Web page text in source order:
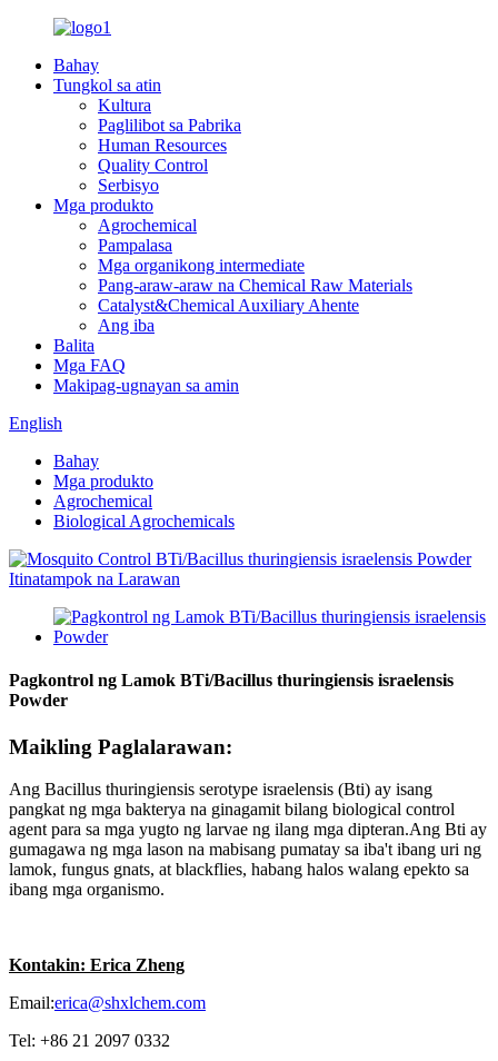
Bahay
Tungkol sa atin
Kultura
Paglilibot sa Pabrika
Human Resources
Quality Control
Serbisyo
Mga produkto
Agrochemical
Pampalasa
Mga organikong intermediate
Pang-araw-araw na Chemical Raw Materials
Catalyst&Chemical Auxiliary Ahente
Ang iba
Balita
Mga FAQ
Makipag-ugnayan sa amin
English
Bahay
Mga produkto
Agrochemical
Biological Agrochemicals
Pagkontrol ng Lamok BTi/Bacillus thuringiensis israelensis
Powder
Maikling Paglalarawan:
Ang Bacillus thuringiensis serotype israelensis (Bti) ay isang
pangkat ng mga bakterya na ginagamit bilang biological control
agent para sa mga yugto ng larvae ng ilang mga dipteran.Ang Bti ay
gumagawa ng mga lason na mabisang pumatay sa iba't ibang uri ng
lamok, fungus gnats, at blackflies, habang halos walang epekto sa
ibang mga organismo.
Kontakin: Erica Zheng
Email:erica@shxlchem.com
Tel: +86 21 2097 0332